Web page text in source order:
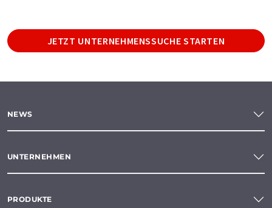
JETZT UNTERNEHMENSSUCHE STARTEN
NEWS
UNTERNEHMEN
PRODUKTE